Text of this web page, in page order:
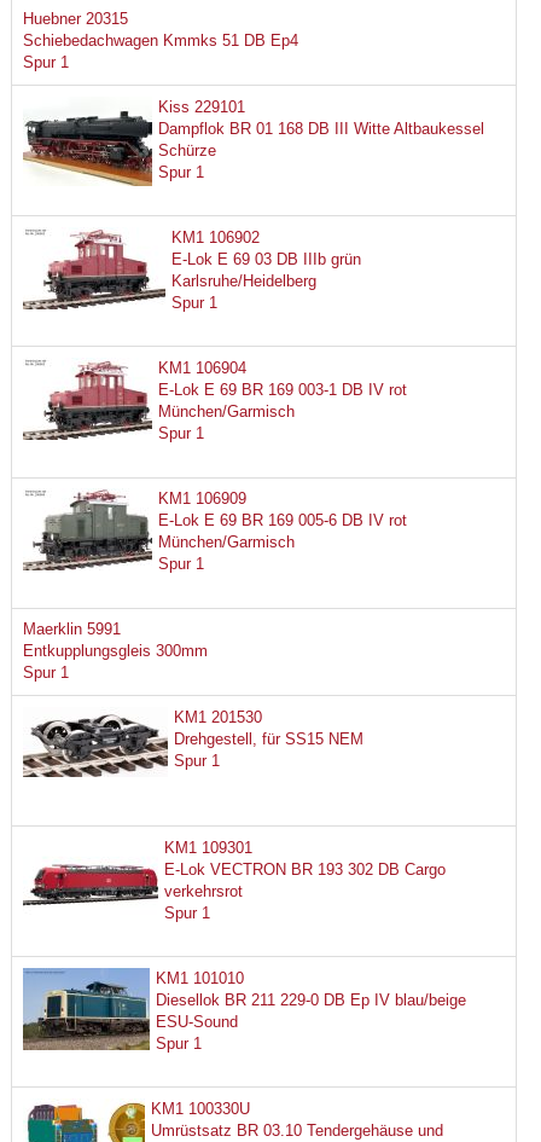
Huebner 20315
Schiebedachwagen Kmmks 51 DB Ep4
Spur 1
Kiss 229101
Dampflok BR 01 168 DB III Witte Altbaukessel
Schürze
Spur 1
KM1 106902
E-Lok E 69 03 DB IIIb grün
Karlsruhe/Heidelberg
Spur 1
KM1 106904
E-Lok E 69 BR 169 003-1 DB IV rot
München/Garmisch
Spur 1
KM1 106909
E-Lok E 69 BR 169 005-6 DB IV rot
München/Garmisch
Spur 1
Maerklin 5991
Entkupplungsgleis 300mm
Spur 1
KM1 201530
Drehgestell, für SS15 NEM
Spur 1
KM1 109301
E-Lok VECTRON BR 193 302 DB Cargo
verkehrsrot
Spur 1
KM1 101010
Diesellok BR 211 229-0 DB Ep IV blau/beige
ESU-Sound
Spur 1
KM1 100330U
Umrüstsatz BR 03.10 Tendergehäuse und